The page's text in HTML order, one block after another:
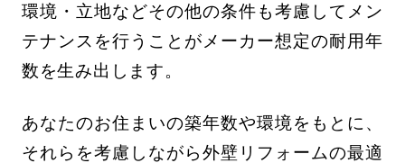
環境・立地などその他の条件も考慮してメン
テナンスを行うことがメーカー想定の耐用年
数を生み出します。
あなたのお住まいの築年数や環境をもとに、
それらを考慮しながら外壁リフォームの最適